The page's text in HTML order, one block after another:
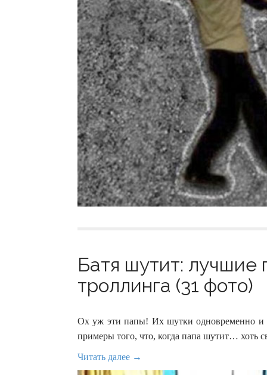
Батя шутит: лучшие
троллинга (31 фото)
Ох уж эти папы! Их шутки одновременно и
примеры того, что, когда папа шутит… хоть
Читать далее →